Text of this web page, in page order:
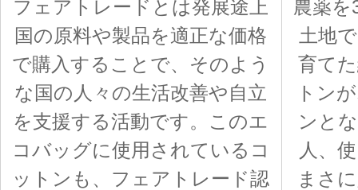
フェアトレードとは発展途上
国の原料や製品を適正な価格
で購入することで、そのよう
な国の人々の生活改善や自立
を支援する活動です。このエ
コバッグに使用されているコ
ットンも、フェアトレード認
農薬
土地
育て
トン
ンと
人、
まさ